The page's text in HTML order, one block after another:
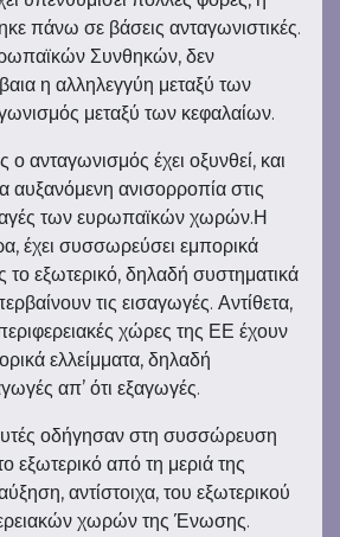
πάνω σε βάσεις ανταγωνιστικές.
Συνθηκών, δεν
η αλληλεγγύη μεταξύ των
μεταξύ των κεφαλαίων.
ο ανταγωνισμός έχει οξυνθεί, και
αυξανόμενη ανισορροπία στις
των ευρωπαϊκών χωρών.Η
έχει συσσωρεύσει εμπορικά
εξωτερικό, δηλαδή συστηματικά
τις εισαγωγές. Αντίθετα,
χώρες της ΕΕ έχουν
ελλείμματα, δηλαδή
απ’ ότι εξαγωγές.
οδήγησαν στη συσσώρευση
εξωτερικό από τη μεριά της
αντίστοιχα, του εξωτερικού
χωρών της Ένωσης.